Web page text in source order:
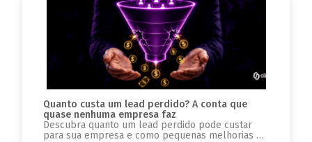
Quanto custa um lead perdido? A conta que
quase nenhuma empresa faz
Descubra quanto um lead perdido pode custar
para sua empresa e como pequenas melhorias na